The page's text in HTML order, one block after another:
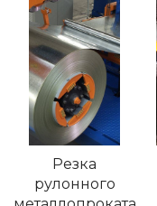
Резка
рулонного